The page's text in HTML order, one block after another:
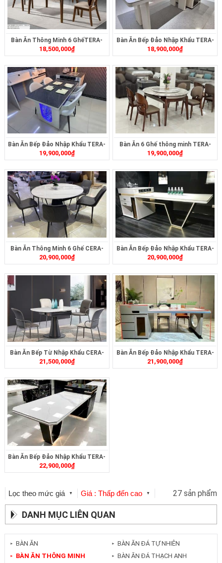
Bàn Ăn Thông Minh 6 GhếTERA-
256
18,500,000₫
Bàn Ăn Bếp Đảo Nhập Khẩu TERA-
494
18,900,000₫
Bàn Ăn Bếp Đảo Nhập Khẩu TERA-
496
19,900,000₫
Bàn Ăn 6 Ghế thông minh TERA-
289
19,900,000₫
Bàn Ăn Thông Minh 6 Ghế CERA-
182
20,900,000₫
Bàn Ăn Bếp Đảo Nhập Khẩu TERA-
491
20,900,000₫
Bàn Ăn Bếp Từ Nhập Khẩu CERA-
362
21,500,000₫
Bàn Ăn Bếp Đảo Nhập Khẩu TERA-
498
21,900,000₫
Bàn Ăn Bếp Đảo Nhập Khẩu TERA-
490
22,900,000₫
Lọc theo mức giá ▼ Giá : Thấp đến cao ▼ 27 sản phẩm
DANH MỤC LIÊN QUAN
► BÀN ĂN
► BÀN ĂN THÔNG MINH
► BÀN ĂN ĐÁ TỰ NHIÊN
► BÀN ĂN ĐÁ THẠCH ANH